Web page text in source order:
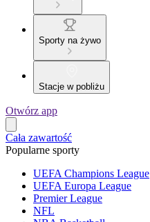
Sporty na żywo
Stacje w pobliżu
Otwórz app
Cała zawartość
Popularne sporty
UEFA Champions League
UEFA Europa League
Premier League
NFL